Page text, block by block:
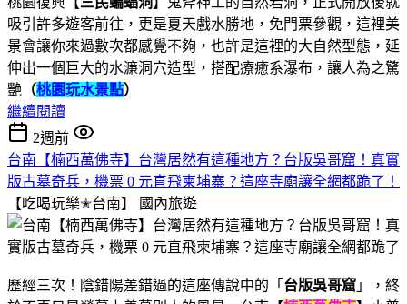
吸引許多遊客前往，更是夏天戲水勝地，免門票參觀，這裡美
景會讓你來過數次都感覺不夠，也許是這裡的大自然型態，延
伸出一個巨大的水濂洞穴造型，搭配療癒系瀑布，讓人為之驚
艷 （桃園玩水景點）
繼續閱讀
2週前
台南【楠西萬佛寺】台灣居然有這種地方？台版吳哥窟！真實
版古墓奇兵，機票 0 元直飛柬埔寨？這座寺廟讓全網都跪了！
【吃喝玩樂✭台南】
國內旅遊
歷經三次！陰錯陽差錯過的這座傳說中的「 台版吳哥窟 」，終